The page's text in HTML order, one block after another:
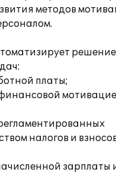
методов
решение
платы;
налогов и
зарплаты